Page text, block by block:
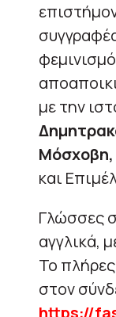
με την
Μόσχοβη,
και
Γλώσσες
αγγλικά,
Το
στον